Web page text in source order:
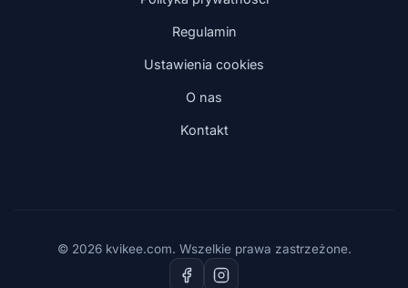
Regulamin
Ustawienia cookies
O nas
Kontakt
© 2026 kvikee.com. Wszelkie prawa zastrzeżone.